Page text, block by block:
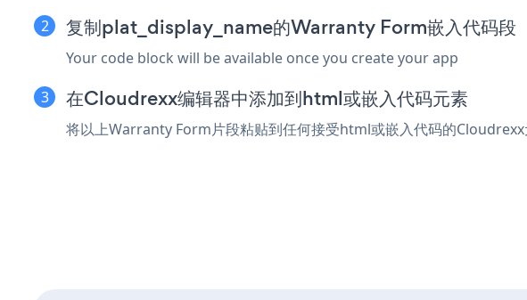
复制plat_display_name的Warranty Form嵌入代码段
Your code block will be available once you create your app
在Cloudrexx编辑器中添加到html或嵌入代码元素
将以上Warranty Form片段粘贴到任何接受html或嵌入代码的